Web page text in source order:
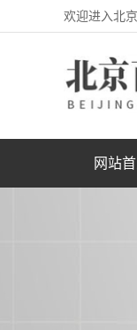
欢迎进入北
网站